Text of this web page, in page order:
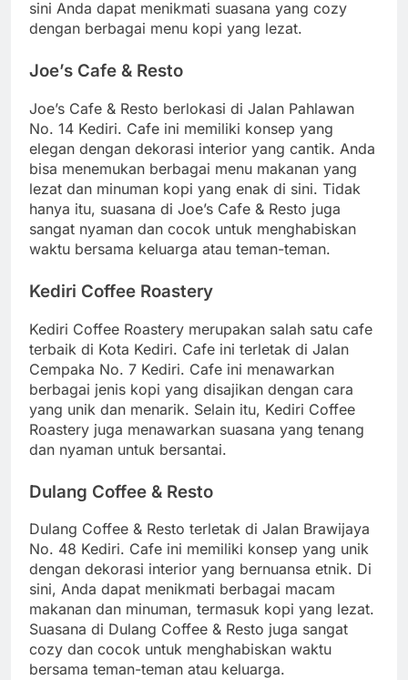
sini Anda dapat menikmati suasana yang cozy
dengan berbagai menu kopi yang lezat.
Joe’s Cafe & Resto
Joe’s Cafe & Resto berlokasi di Jalan Pahlawan
No. 14 Kediri. Cafe ini memiliki konsep yang
elegan dengan dekorasi interior yang cantik. Anda
bisa menemukan berbagai menu makanan yang
lezat dan minuman kopi yang enak di sini. Tidak
hanya itu, suasana di Joe’s Cafe & Resto juga
sangat nyaman dan cocok untuk menghabiskan
waktu bersama keluarga atau teman-teman.
Kediri Coffee Roastery
Kediri Coffee Roastery merupakan salah satu cafe
terbaik di Kota Kediri. Cafe ini terletak di Jalan
Cempaka No. 7 Kediri. Cafe ini menawarkan
berbagai jenis kopi yang disajikan dengan cara
yang unik dan menarik. Selain itu, Kediri Coffee
Roastery juga menawarkan suasana yang tenang
dan nyaman untuk bersantai.
Dulang Coffee & Resto
Dulang Coffee & Resto terletak di Jalan Brawijaya
No. 48 Kediri. Cafe ini memiliki konsep yang unik
dengan dekorasi interior yang bernuansa etnik. Di
sini, Anda dapat menikmati berbagai macam
makanan dan minuman, termasuk kopi yang lezat.
Suasana di Dulang Coffee & Resto juga sangat
cozy dan cocok untuk menghabiskan waktu
bersama teman-teman atau keluarga.